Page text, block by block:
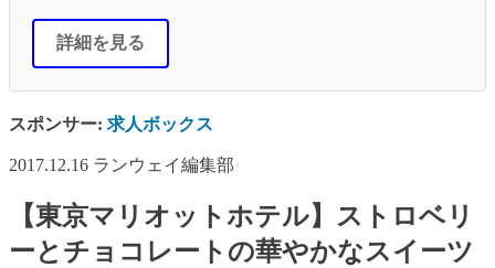
詳細を見る
スポンサー: 求人ボックス
2017.12.16 ランウェイ編集部
【東京マリオットホテル】ストロベリ
ーとチョコレートの華やかなスイーツ